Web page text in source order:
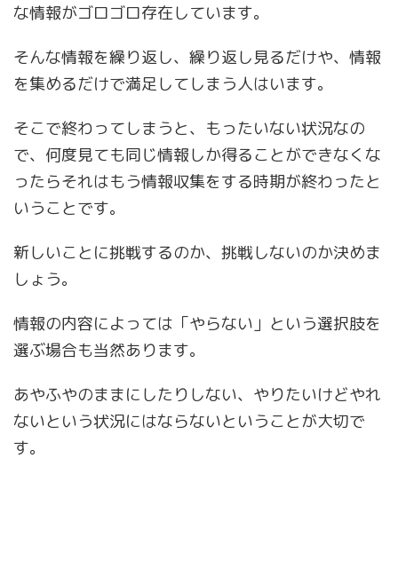
な情報がゴロゴロ存在しています。
そんな情報を繰り返し、繰り返し見るだけや、情報
を集めるだけで満足してしまう人はいます。
そこで終わってしまうと、もったいない状況なの
で、何度見ても同じ情報しか得ることができなくな
ったらそれはもう情報収集をする時期が終わったと
いうことです。
新しいことに挑戦するのか、挑戦しないのか決めま
しょう。
情報の内容によっては「やらない」という選択肢を
選ぶ場合も当然あります。
あやふやのままにしたりしない、やりたいけどやれ
ないという状況にはならないということが大切で
す。